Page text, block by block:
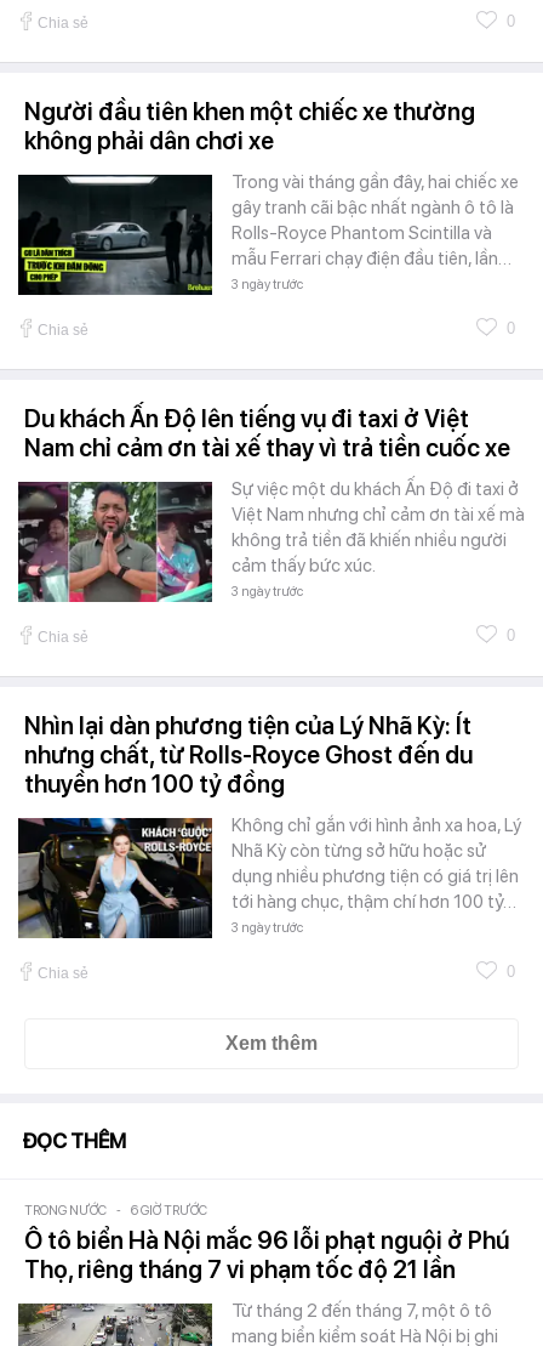
Chia sẻ 0
Người đầu tiên khen một chiếc xe thường
không phải dân chơi xe
Trong vài tháng gần đây, hai chiếc xe
gây tranh cãi bậc nhất ngành ô tô là
Rolls-Royce Phantom Scintilla và
mẫu Ferrari chạy điện đầu tiên, lần…
3 ngày trước
Chia sẻ 0
Du khách Ấn Độ lên tiếng vụ đi taxi ở Việt
Nam chỉ cảm ơn tài xế thay vì trả tiền cuốc xe
Sự việc một du khách Ấn Độ đi taxi ở
Việt Nam nhưng chỉ cảm ơn tài xế mà
không trả tiền đã khiến nhiều người
cảm thấy bức xúc.
3 ngày trước
Chia sẻ 0
Nhìn lại dàn phương tiện của Lý Nhã Kỳ: Ít
nhưng chất, từ Rolls-Royce Ghost đến du
thuyền hơn 100 tỷ đồng
Không chỉ gắn với hình ảnh xa hoa, Lý
Nhã Kỳ còn từng sở hữu hoặc sử
dụng nhiều phương tiện có giá trị lên
tới hàng chục, thậm chí hơn 100 tỷ…
3 ngày trước
Chia sẻ 0
Xem thêm
ĐỌC THÊM
TRONG NƯỚC - 6 GIỜ TRƯỚC
Ô tô biển Hà Nội mắc 96 lỗi phạt nguội ở Phú
Thọ, riêng tháng 7 vi phạm tốc độ 21 lần
Từ tháng 2 đến tháng 7, một ô tô
mang biển kiểm soát Hà Nội bị ghi